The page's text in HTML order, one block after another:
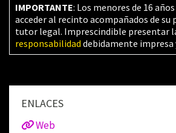
IMPORTANTE: Los menores de 16
acceder al recinto acompañados de su
tutor legal. Imprescindible presentar
responsabilidad debidamente
ENLACES
Web